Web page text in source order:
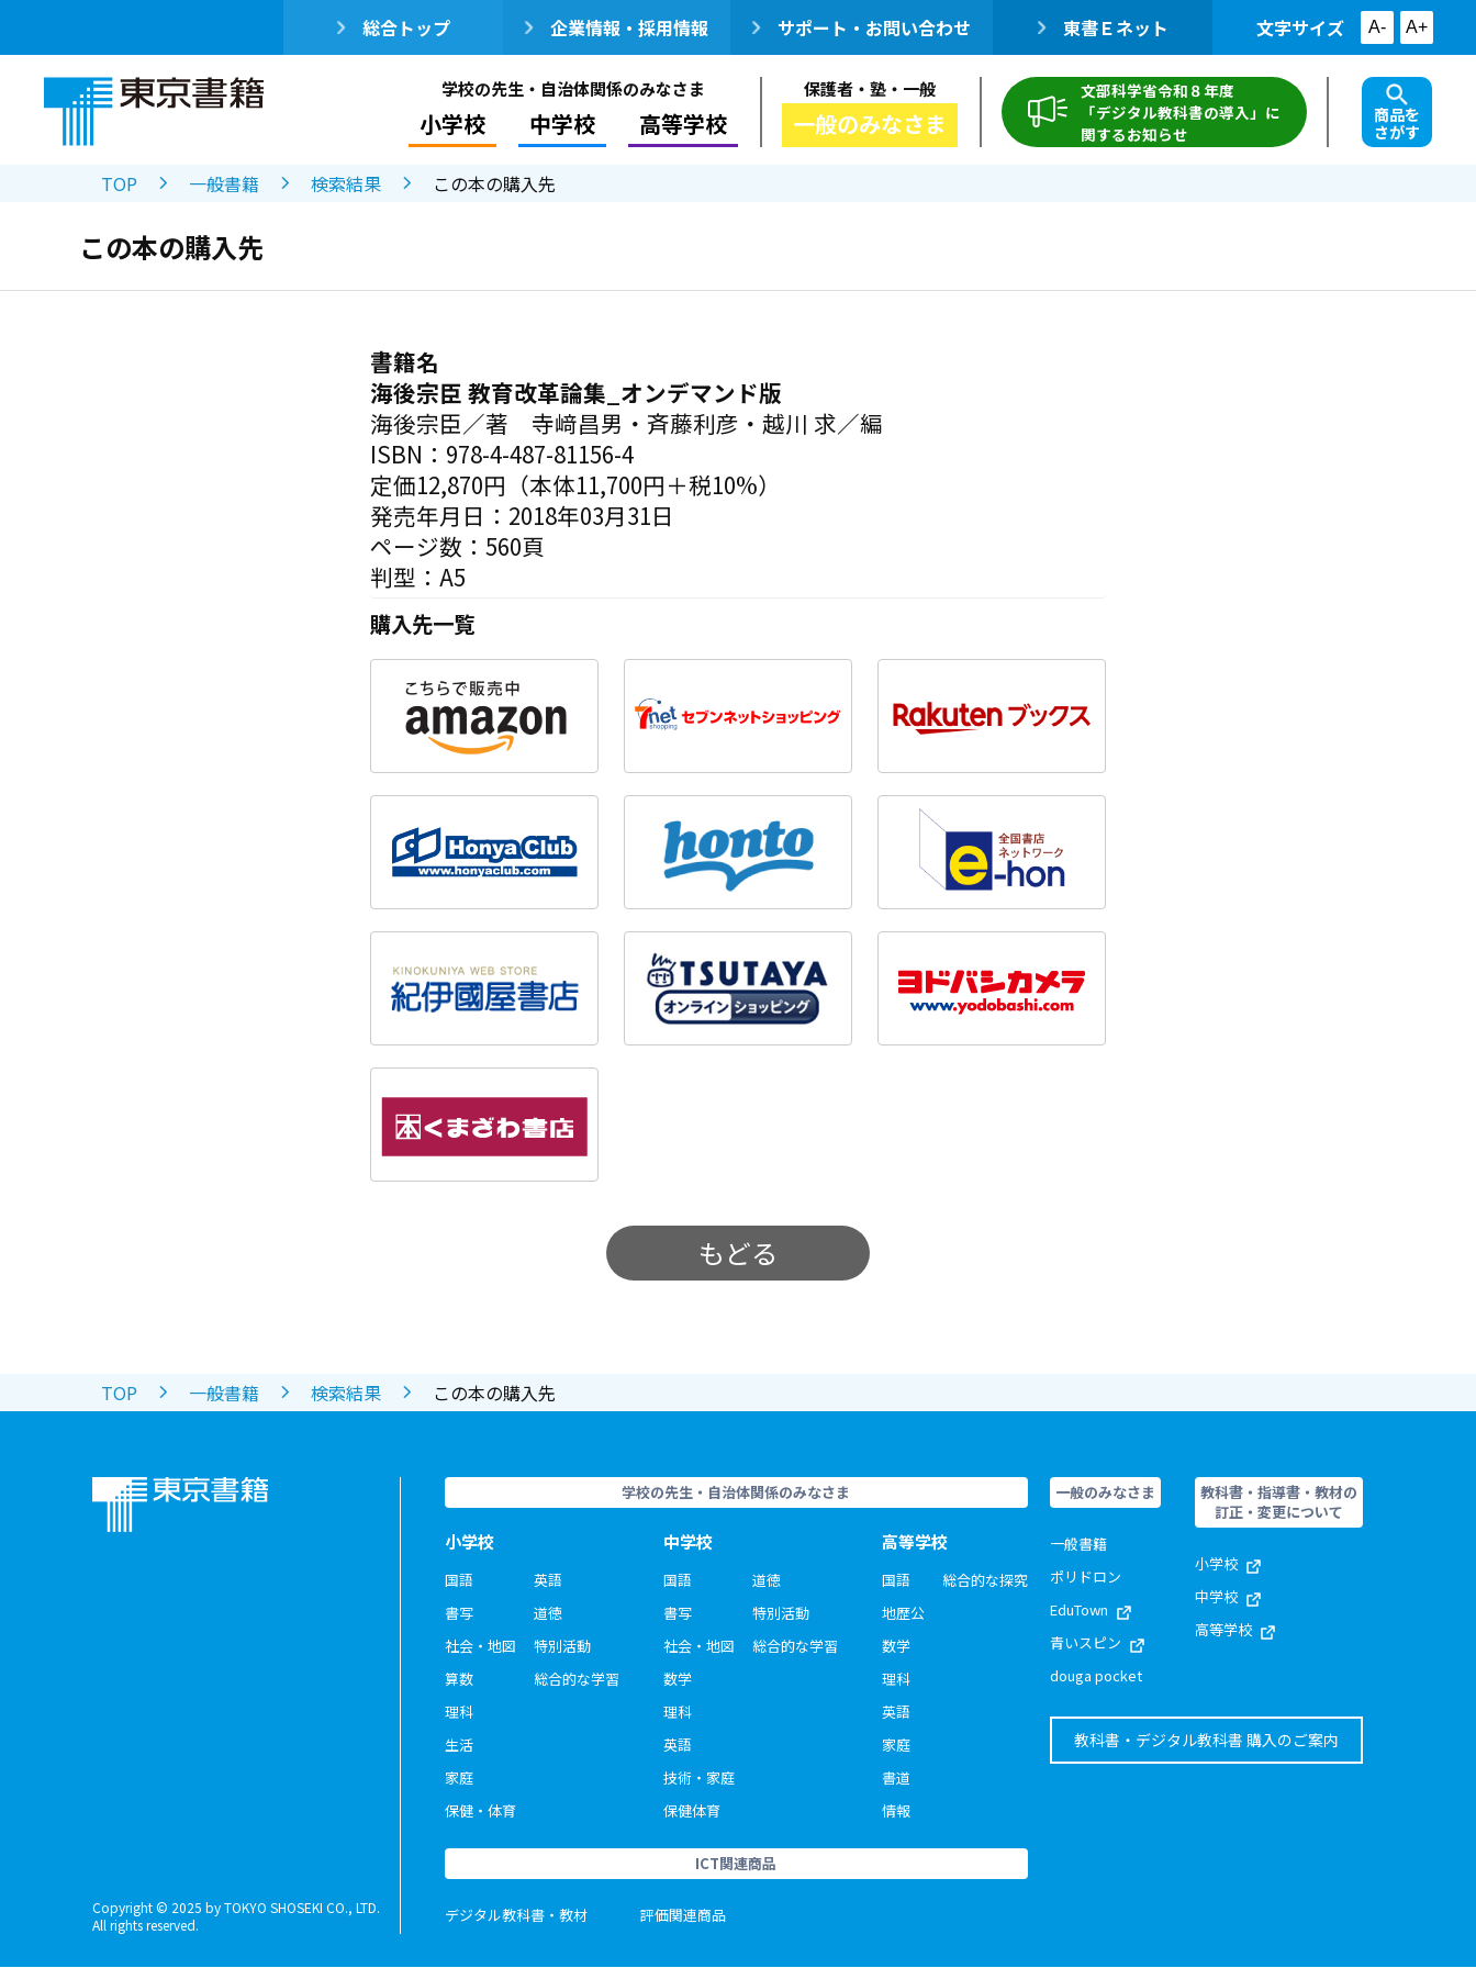
総合トップ 企業情報・採用情報 サポート・お問い合わせ 東書Ｅネット 文字サイズ A- A+
学校の先生・自治体関係のみなさま
小学校 中学校 高等学校
保護者・塾・一般
一般のみなさま
文部科学省令和８年度
「デジタル教科書の導入」に
関するお知らせ
商品を
さがす
TOP 一般書籍 検索結果 この本の購入先
この本の購入先
書籍名
海後宗臣 教育改革論集_オンデマンド版
海後宗臣／著 寺﨑昌男・斉藤利彦・越川 求／編
ISBN：978-4-487-81156-4
定価12,870円（本体11,700円＋税10%）
発売年月日：2018年03月31日
ページ数：560頁
判型：A5
購入先一覧
もどる
TOP 一般書籍 検索結果 この本の購入先
Copyright © 2025 by TOKYO SHOSEKI CO., LTD.
All rights reserved.
学校の先生・自治体関係のみなさま
小学校
国語
書写
社会・地図
算数
理科
生活
家庭
保健・体育
英語
道徳
特別活動
総合的な学習
中学校
国語
書写
社会・地図
数学
理科
英語
技術・家庭
保健体育
道徳
特別活動
総合的な学習
高等学校
国語
地歴公
数学
理科
英語
家庭
書道
情報
総合的な探究
ICT関連商品
デジタル教科書・教材 評価関連商品
一般のみなさま
一般書籍
ポリドロン
EduTown
青いスピン
douga pocket
教科書・指導書・教材の
訂正・変更について
小学校
中学校
高等学校
教科書・デジタル教科書 購入のご案内